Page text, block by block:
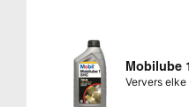
Mobilube
Ververs